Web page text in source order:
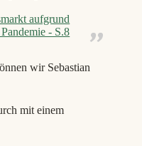
aufgrund
- S.8
wir Sebastian
mit einem